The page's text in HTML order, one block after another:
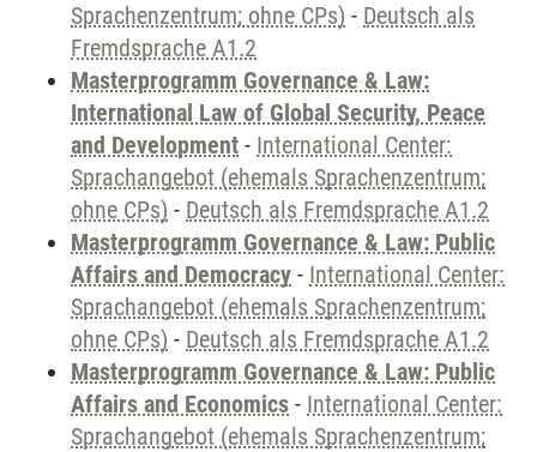
Sprachenzentrum; ohne CPs) - Deutsch als
Fremdsprache A1.2
Masterprogramm Governance & Law:
International Law of Global Security, Peace
and Development - International Center:
Sprachangebot (ehemals Sprachenzentrum;
ohne CPs) - Deutsch als Fremdsprache A1.2
Masterprogramm Governance & Law: Public
Affairs and Democracy - International Center:
Sprachangebot (ehemals Sprachenzentrum;
ohne CPs) - Deutsch als Fremdsprache A1.2
Masterprogramm Governance & Law: Public
Affairs and Economics - International Center:
Sprachangebot (ehemals Sprachenzentrum;